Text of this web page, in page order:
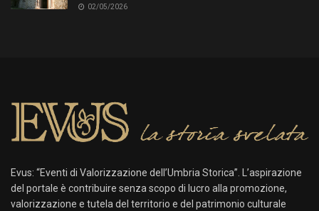
02/05/2026
Evus: “Eventi di Valorizzazione dell’Umbria Storica”. L’aspirazione
del portale è contribuire senza scopo di lucro alla promozione,
valorizzazione e tutela del territorio e del patrimonio culturale